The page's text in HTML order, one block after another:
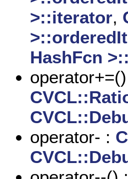
>::iterator,
HashFcn
operator- :